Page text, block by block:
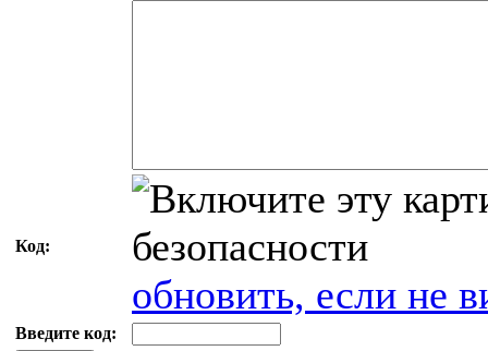
Код:
обновить, если не
Введите код: